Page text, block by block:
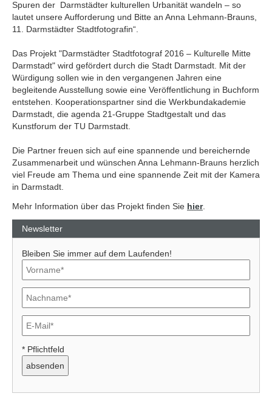
Spuren der Darmstädter kulturellen Urbanität wandeln – so
lautet unsere Aufforderung und Bitte an Anna Lehmann-Brauns,
11. Darmstädter Stadtfotografin“.
Das Projekt "Darmstädter Stadtfotograf 2016 – Kulturelle Mitte
Darmstadt" wird gefördert durch die Stadt Darmstadt. Mit der
Würdigung sollen wie in den vergangenen Jahren eine
begleitende Ausstellung sowie eine Veröffentlichung in Buchform
entstehen. Kooperationspartner sind die Werkbundakademie
Darmstadt, die agenda 21-Gruppe Stadtgestalt und das
Kunstforum der TU Darmstadt.
Die Partner freuen sich auf eine spannende und bereichernde
Zusammenarbeit und wünschen Anna Lehmann-Brauns herzlich
viel Freude am Thema und eine spannende Zeit mit der Kamera
in Darmstadt.
Mehr Information über das Projekt finden Sie hier.
Previous
Newsletter
Bleiben Sie immer auf dem Laufenden!
* Pflichtfeld